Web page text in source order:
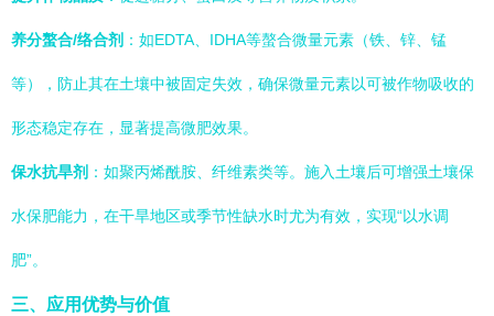
养分螯合/络合剂 ：如EDTA、IDHA等螯合微量元素（铁、锌、锰
等），防止其在土壤中被固定失效，确保微量元素以可被作物吸收的
形态稳定存在，显著提高微肥效果。
保水抗旱剂 ：如聚丙烯酰胺、纤维素类等。施入土壤后可增强土壤保
水保肥能力，在干旱地区或季节性缺水时尤为有效，实现“以水调
肥”。
三、应用优势与价值